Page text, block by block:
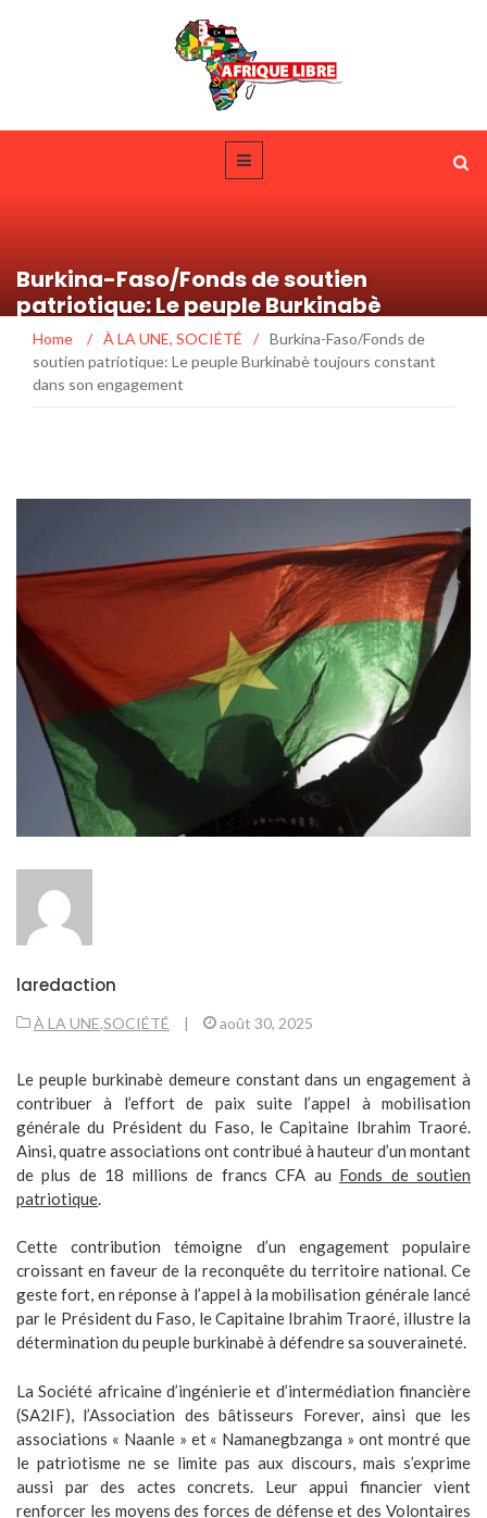
Burkina-Faso/Fonds de soutien
patriotique: Le peuple Burkinabè
toujours constant dans son
engagement
Home / À LA UNE, SOCIÉTÉ / Burkina-Faso/Fonds de
soutien patriotique: Le peuple Burkinabè toujours constant
dans son engagement
laredaction
À LA UNE,SOCIÉTÉ | août 30, 2025
Le peuple burkinabè demeure constant dans un engagement à
contribuer à l’effort de paix suite l’appel à mobilisation
générale du Président du Faso, le Capitaine Ibrahim Traoré.
Ainsi, quatre associations ont contribué à hauteur d’un montant
de plus de 18 millions de francs CFA au Fonds de soutien
patriotique
Cette contribution témoigne d’un engagement populaire
croissant en faveur de la reconquête du territoire national. Ce
geste fort, en réponse à l’appel à la mobilisation générale lancé
par le Président du Faso, le Capitaine Ibrahim Traoré, illustre la
détermination du peuple burkinabè à défendre sa souveraineté.
La Société africaine d’ingénierie et d’intermédiation financière
(SA2IF), l’Association des bâtisseurs Forever, ainsi que les
associations « Naanle » et « Namanegbzanga » ont montré que
le patriotisme ne se limite pas aux discours, mais s’exprime
aussi par des actes concrets. Leur appui financier vient
renforcer les moyens des forces de défense et des Volontaires